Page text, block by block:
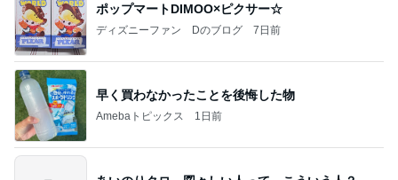
ポップマートDIMOO×ピクサー☆
ディズニーファン Dのブログ 7日前
早く買わなかったことを後悔した物
Amebaトピックス 1日前